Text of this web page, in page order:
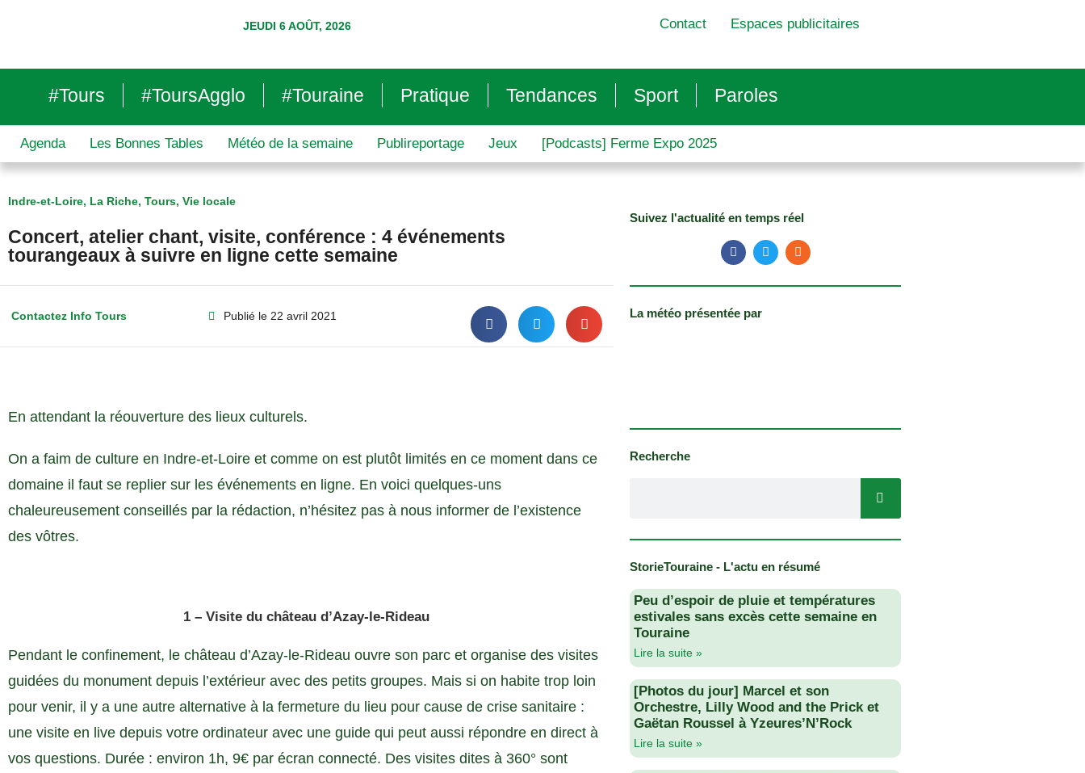
JEUDI 6 AOÛT, 2026 Contact Espaces publicitaires
#Tours #ToursAgglo #Touraine Pratique Tendances Sport Paroles
Agenda Les Bonnes Tables Météo de la semaine Publireportage Jeux [Podcasts] Ferme Expo 2025
Indre-et-Loire, La Riche, Tours, Vie locale
Concert, atelier chant, visite, conférence : 4 événements
tourangeaux à suivre en ligne cette semaine
Contactez Info Tours Publié le 22 avril 2021
En attendant la réouverture des lieux culturels.
On a faim de culture en Indre-et-Loire et comme on est plutôt limités en ce moment dans ce
domaine il faut se replier sur les événements en ligne. En voici quelques-uns
chaleureusement conseillés par la rédaction, n’hésitez pas à nous informer de l’existence
des vôtres.
1 – Visite du château d’Azay-le-Rideau
Pendant le confinement, le château d’Azay-le-Rideau ouvre son parc et organise des visites
guidées du monument depuis l’extérieur avec des petits groupes. Mais si on habite trop loin
pour venir, il y a une autre alternative à la fermeture du lieu pour cause de crise sanitaire :
une visite en live depuis votre ordinateur avec une guide qui peut aussi répondre en direct à
vos questions. Durée : environ 1h, 9€ par écran connecté. Des visites dites à 360° sont
Suivez l'actualité en temps réel
La météo présentée par
Recherche
StorieTouraine - L'actu en résumé
Peu d’espoir de pluie et températures
estivales sans excès cette semaine en
Touraine
Lire la suite »
[Photos du jour] Marcel et son
Orchestre, Lilly Wood and the Prick et
Gaëtan Roussel à Yzeures’N’Rock
Lire la suite »